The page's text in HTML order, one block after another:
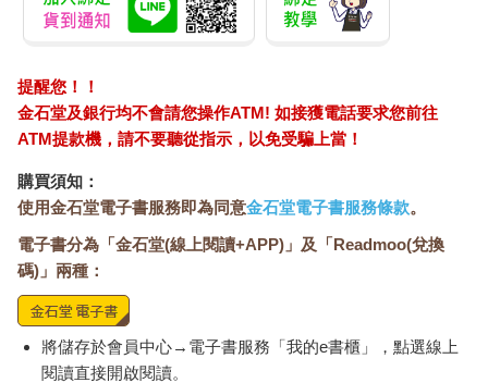
提醒您！！
金石堂及銀行均不會請您操作ATM! 如接獲電話要求您前往
ATM提款機，請不要聽從指示，以免受騙上當！
購買須知：
使用金石堂電子書服務即為同意金石堂電子書服務條款。
電子書分為「金石堂(線上閱讀+APP)」及「Readmoo(兌換
碼)」兩種：
將儲存於會員中心→電子書服務「我的e書櫃」，點選線上
閱讀直接開啟閱讀。